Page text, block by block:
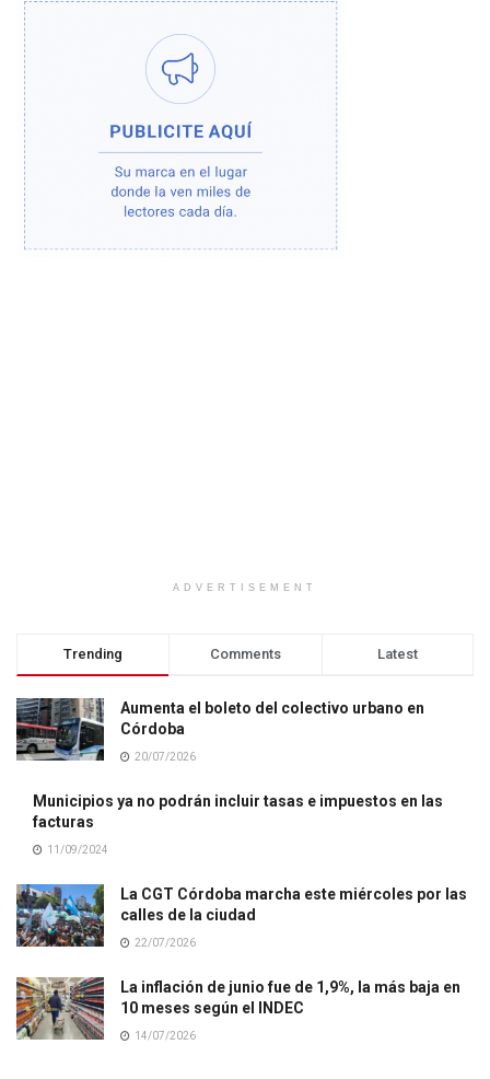
ADVERTISEMENT
Trending Comments Latest
Aumenta el boleto del colectivo urbano en
Córdoba
20/07/2026
Municipios ya no podrán incluir tasas e impuestos en las
facturas
11/09/2024
La CGT Córdoba marcha este miércoles por las
calles de la ciudad
22/07/2026
La inflación de junio fue de 1,9%, la más baja en
10 meses según el INDEC
14/07/2026